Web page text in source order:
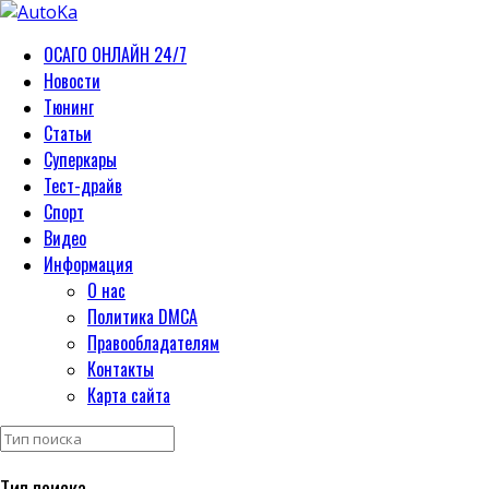
ОСАГО ОНЛАЙН 24/7
Новости
Тюнинг
Статьи
Суперкары
Тест-драйв
Спорт
Видео
Информация
О нас
Политика DMCA
Правообладателям
Контакты
Карта сайта